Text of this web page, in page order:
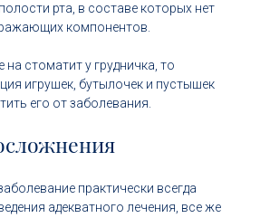
рта, в составе которых нет
компонентов.
на стоматит у грудничка, то
игрушек, бутылочек и пустышек
его от заболевания.
практически всегда
адекватного лечения, все же